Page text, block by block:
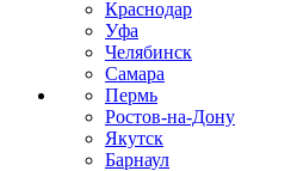
Краснодар
Уфа
Челябинск
Самара
Пермь
Ростов-на-Дону
Якутск
Барнаул